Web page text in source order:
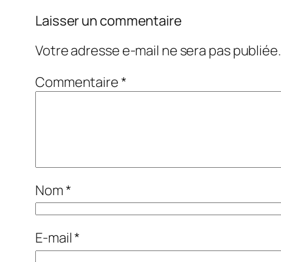
Laisser un commentaire
Votre adresse e-mail ne sera pas publiée.
Commentaire*
Nom*
E-mail*